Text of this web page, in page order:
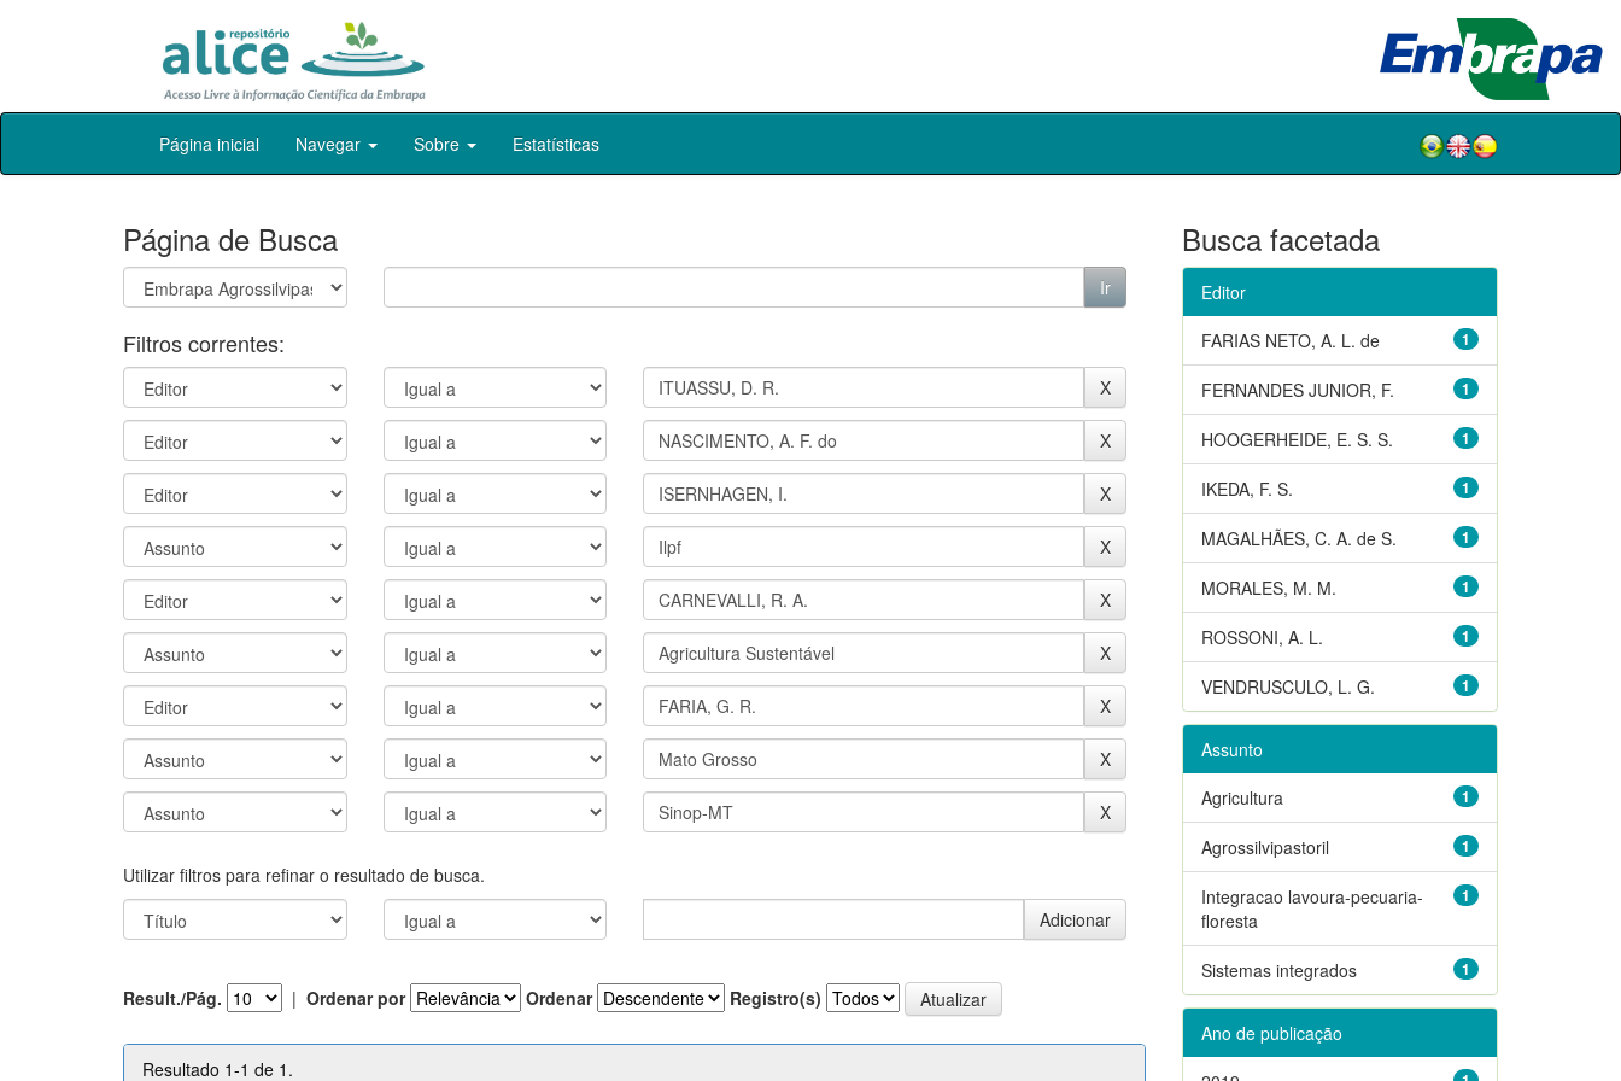
Skip
Página inicial Navegar Sobre Estatísticas
Página de Busca
Filtros correntes:
Utilizar filtros para refinar o resultado de busca.
Result./Pág. | Ordenar por Ordenar Registro(s)
Resultado 1-1 de 1.
Busca facetada
Editor
1
FARIAS NETO, A. L. de
1
FERNANDES JUNIOR, F.
1
HOOGERHEIDE, E. S. S.
1
IKEDA, F. S.
1
MAGALHÃES, C. A. de S.
1
MORALES, M. M.
1
ROSSONI, A. L.
1
VENDRUSCULO, L. G.
Assunto
1
Agricultura
1
Agrossilvipastoril
1
Integracao lavoura-pecuaria-
floresta
1
Sistemas integrados
Ano de publicação